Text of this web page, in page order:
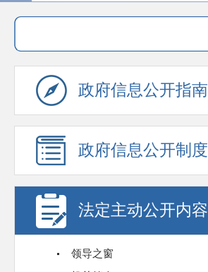
政府信息公开指南
政府信息公开制度
法定主动公开内容
领导之窗